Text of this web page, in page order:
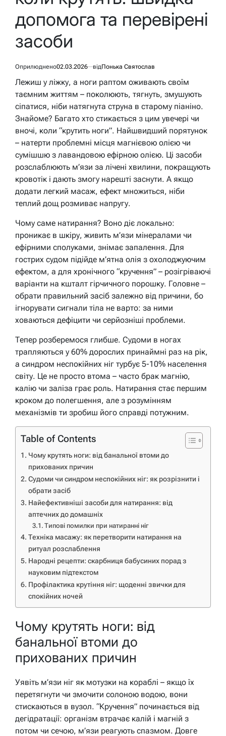
допомога та перевірені
засоби
Оприлюднено02.03.2026 відПонька Святослав
Лежиш у ліжку, а ноги раптом оживають своїм
таємним життям – поколюють, тягнуть, змушують
сіпатися, ніби натягнута струна в старому піаніно.
Знайоме? Багато хто стикається з цим увечері чи
вночі, коли “крутить ноги”. Найшвидший порятунок
– натерти проблемні місця магнієвою олією чи
сумішшю з лавандовою ефірною олією. Ці засоби
розслаблюють м’язи за лічені хвилини, покращують
кровотік і дають змогу нарешті заснути. А якщо
додати легкий масаж, ефект множиться, ніби
теплий дощ розмиває напругу.
Чому саме натирання? Воно діє локально:
проникає в шкіру, живить м’язи мінералами чи
ефірними сполуками, знімає запалення. Для
гострих судом підійде м’ятна олія з охолоджуючим
ефектом, а для хронічного “кручення” – розігріваючі
варіанти на кшталт гірчичного порошку. Головне –
обрати правильний засіб залежно від причини, бо
ігнорувати сигнали тіла не варто: за ними
ховаються дефіцити чи серйозніші проблеми.
Тепер розберемося глибше. Судоми в ногах
трапляються у 60% дорослих принаймні раз на рік,
а синдром неспокійних ніг турбує 5-10% населення
світу. Це не просто втома – часто брак магнію,
калію чи заліза грає роль. Натирання стає першим
кроком до полегшення, але з розумінням
механізмів ти зробиш його справді потужним.
Table of Contents
Чому крутять ноги: від банальної втоми до
прихованих причин
Судоми чи синдром неспокійних ніг: як розрізнити і
обрати засіб
Найефективніші засоби для натирання: від
аптечних до домашніх
Типові помилки при натиранні ніг
Техніка масажу: як перетворити натирання на
ритуал розслаблення
Народні рецепти: скарбниця бабусиних порад з
науковим підтекстом
Профілактика крутіння ніг: щоденні звички для
спокійних ночей
Чому крутять ноги: від
банальної втоми до
прихованих причин
Уявіть м’язи ніг як мотузки на кораблі – якщо їх
перетягнути чи змочити солоною водою, вони
стискаються в вузол. “Кручення” починається від
дегідратації: організм втрачає калій і магній з
потом чи сечою, м’язи реагують спазмом. Довге